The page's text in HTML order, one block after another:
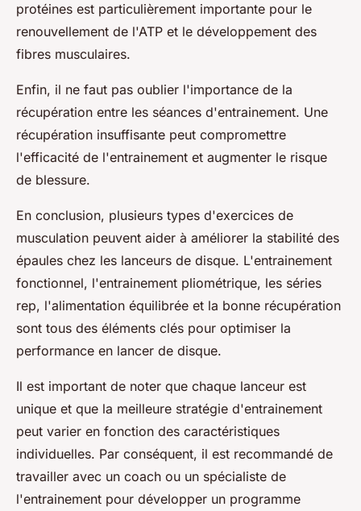
protéines est particulièrement importante pour le
renouvellement de l'ATP et le développement des
fibres musculaires.
Enfin, il ne faut pas oublier l'importance de la
récupération entre les séances d'entrainement. Une
récupération insuffisante peut compromettre
l'efficacité de l'entrainement et augmenter le risque
de blessure.
En conclusion, plusieurs types d'exercices de
musculation peuvent aider à améliorer la stabilité des
épaules chez les lanceurs de disque. L'entrainement
fonctionnel, l'entrainement pliométrique, les séries
rep, l'alimentation équilibrée et la bonne récupération
sont tous des éléments clés pour optimiser la
performance en lancer de disque.
Il est important de noter que chaque lanceur est
unique et que la meilleure stratégie d'entrainement
peut varier en fonction des caractéristiques
individuelles. Par conséquent, il est recommandé de
travailler avec un coach ou un spécialiste de
l'entrainement pour développer un programme